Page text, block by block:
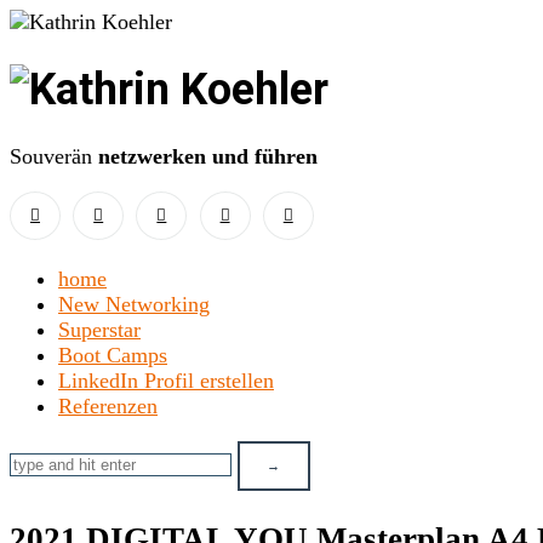
Kathrin
Koehler
Souverän netzwerken und führen
home
New Networking
Superstar
Boot Camps
LinkedIn Profil erstellen
Referenzen